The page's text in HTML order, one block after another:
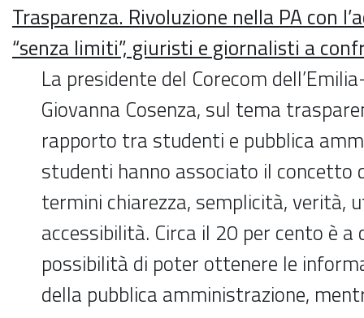
Trasparenza. Rivoluzione nella PA con
“senza limiti”, giuristi e giornalisti a
La presidente del Corecom
Giovanna Cosenza, sul tema
rapporto tra studenti e pubblica
studenti hanno associato il concetto
termini chiarezza, semplicità, verità,
accessibilità. Circa il 20 per cento è a
possibilità di poter ottenere le
della pubblica amministrazione,